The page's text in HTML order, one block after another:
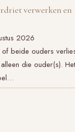
verwerken en
2026
of beide ouders
die ouder(s). Het